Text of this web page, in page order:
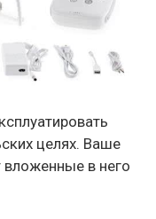
целях. Ваше
вложенные в него